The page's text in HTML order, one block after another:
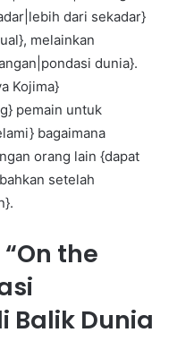
dari sekadar}
melainkan
dunia}.
Kojima}
pemain untuk
bagaimana
orang lain {dapat
setelah
the
Balik Dunia